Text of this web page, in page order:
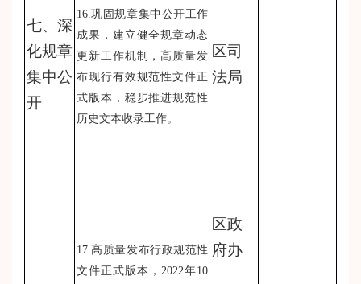
七、深
化规章
集中公
开
16.巩固规章集中公开工作
成果，建立健全规章动态
更新工作机制，高质量发
布现行有效规范性文件正
式版本，稳步推进规范性
历史文本收录工作。
区司
法局
17.高质量发布行政规范性
文件正式版本，2022年10
区政
府办